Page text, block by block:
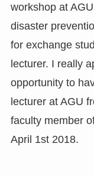
workshop at
disaster
for exchange
lecturer. I really
opportunity to
lecturer at AGU
faculty member
April 1st 2018.